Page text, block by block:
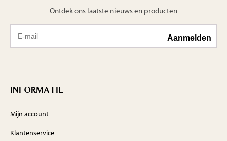
Ontdek ons laatste nieuws en producten
INFORMATIE
Mijn account
Klantenservice